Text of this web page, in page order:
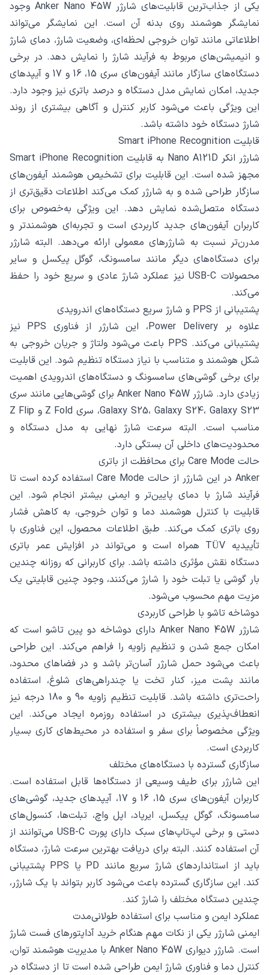
یکی از جذاب‌ترین قابلیت‌های شارژر Anker Nano 45W وجود
نمایشگر هوشمند روی بدنه آن است. این نمایشگر می‌تواند
اطلاعاتی مانند توان خروجی لحظه‌ای، وضعیت شارژ، دمای شارژ
و انیمیشن‌های مربوط به فرآیند شارژ را نمایش دهد. در برخی
دستگاه‌های سازگار مانند آیفون‌های سری 15، 16 و 17 و آیپدهای
جدید، امکان نمایش مدل دستگاه و درصد باتری نیز وجود دارد.
این ویژگی باعث می‌شود کاربر کنترل و آگاهی بیشتری از روند
شارژ دستگاه خود داشته باشد.
قابلیت Smart iPhone Recognition
شارژر انکر Nano A121D به قابلیت Smart iPhone Recognition
مجهز شده است. این قابلیت برای تشخیص هوشمند آیفون‌های
سازگار طراحی شده و به شارژر کمک می‌کند اطلاعات دقیق‌تری از
دستگاه متصل‌شده نمایش دهد. این ویژگی به‌خصوص برای
کاربران آیفون‌های جدید کاربردی است و تجربه‌ای هوشمندتر و
مدرن‌تر نسبت به شارژرهای معمولی ارائه می‌دهد. البته شارژر
برای دستگاه‌های دیگر مانند سامسونگ، گوگل پیکسل و سایر
محصولات USB-C نیز عملکرد شارژ عادی و سریع خود را حفظ
می‌کند.
پشتیبانی از PPS و شارژ سریع دستگاه‌های اندرویدی
علاوه بر Power Delivery، این شارژر از فناوری PPS نیز
پشتیبانی می‌کند. PPS باعث می‌شود ولتاژ و جریان خروجی به
شکل هوشمند و متناسب با نیاز دستگاه تنظیم شود. این قابلیت
برای برخی گوشی‌های سامسونگ و دستگاه‌های اندرویدی اهمیت
زیادی دارد. شارژر Anker Nano 45W برای گوشی‌هایی مانند سری
Galaxy S25، Galaxy S24، Galaxy S23، سری Z Fold و Z Flip
مناسب است. البته سرعت شارژ نهایی به مدل دستگاه و
محدودیت‌های داخلی آن بستگی دارد.
حالت Care Mode برای محافظت از باتری
Anker در این شارژر از حالت Care Mode استفاده کرده است تا
فرآیند شارژ با دمای پایین‌تر و ایمنی بیشتر انجام شود. این
قابلیت با کنترل هوشمند دما و توان خروجی، به کاهش فشار
روی باتری کمک می‌کند. طبق اطلاعات محصول، این فناوری با
تأییدیه TÜV همراه است و می‌تواند در افزایش عمر باتری
دستگاه نقش مؤثری داشته باشد. برای کاربرانی که روزانه چندین
بار گوشی یا تبلت خود را شارژ می‌کنند، وجود چنین قابلیتی یک
مزیت مهم محسوب می‌شود.
دوشاخه تاشو با طراحی کاربردی
شارژر Anker Nano 45W دارای دوشاخه دو پین تاشو است که
امکان جمع شدن و تنظیم زاویه را فراهم می‌کند. این طراحی
باعث می‌شود حمل شارژر آسان‌تر باشد و در فضاهای محدود،
مانند پشت میز، کنار تخت یا چندراهی‌های شلوغ، استفاده
راحت‌تری داشته باشد. قابلیت تنظیم زاویه 90 و 180 درجه نیز
انعطاف‌پذیری بیشتری در استفاده روزمره ایجاد می‌کند. این
ویژگی مخصوصاً برای سفر و استفاده در محیط‌های کاری بسیار
کاربردی است.
سازگاری گسترده با دستگاه‌های مختلف
این شارژر برای طیف وسیعی از دستگاه‌ها قابل استفاده است.
کاربران آیفون‌های سری 15، 16 و 17، آیپدهای جدید، گوشی‌های
سامسونگ، گوگل پیکسل، ایرپاد، اپل واچ، تبلت‌ها، کنسول‌های
دستی و برخی لپ‌تاپ‌های سبک دارای پورت USB-C می‌توانند از
آن استفاده کنند. البته برای دریافت بهترین سرعت شارژ، دستگاه
باید از استانداردهای شارژ سریع مانند PD یا PPS پشتیبانی
کند. این سازگاری گسترده باعث می‌شود کاربر بتواند با یک شارژر،
چندین دستگاه مختلف را شارژ کند.
عملکرد ایمن و مناسب برای استفاده طولانی‌مدت
ایمنی شارژر یکی از نکات مهم هنگام خرید آداپتورهای فست شارژ
است. شارژر دیواری Anker Nano 45W با مدیریت هوشمند توان،
کنترل دما و فناوری شارژ ایمن طراحی شده است تا از دستگاه در